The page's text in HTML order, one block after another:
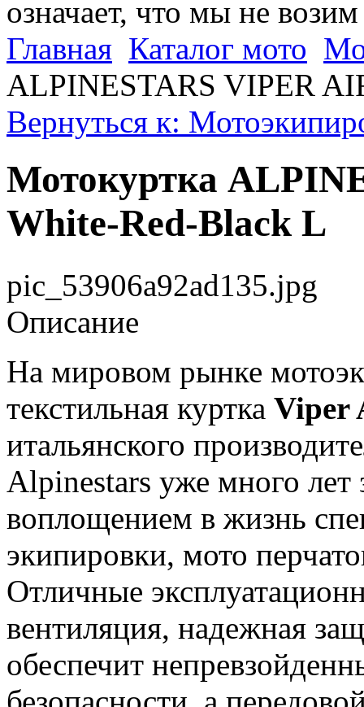
означает, что мы не
Главная Каталог мото
ALPINESTARS VIPER
Вернуться к:
Мотокуртка
White-Red-Black L
pic_53906a92ad135.jpg
Описание
На мировом рынке
текстильная куртка Viper
итальянского
Alpinestars уже много лет
воплощением в жизнь
экипировки, мото
Отличные
вентиляция, надежная
обеспечит